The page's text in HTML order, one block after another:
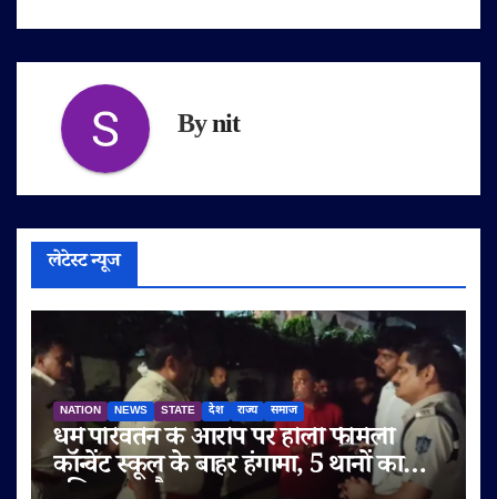
Bynit
लेटेस्ट न्यूज
NATION NEWS STATE देश राज्य समाज
धर्म परिवर्तन के आरोप पर होली फैमिली
कॉन्वेंट स्कूल के बाहर हंगामा, 5 थानों का